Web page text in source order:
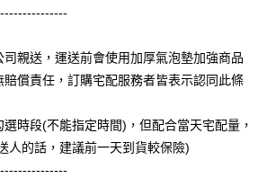
消欲退款等相關疑問，請聯繫「AFTEE先享後付
support/home
限公司提供之「AFTEE先享後付」服務完成之交
內提供個人資料，並將交易相關給付款項請求債
宜，請瀏覽以下網址：
親送，運送前會使用加厚氣泡墊加強商品
償責任，訂購宅配服務者皆表示認同此條
時段(不能指定時間)，但配合當天宅配量，
人的話，建議前一天到貨較保險)